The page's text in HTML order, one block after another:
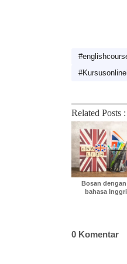
Related Posts :
Bosan dengan
bahasa
0 Komentar